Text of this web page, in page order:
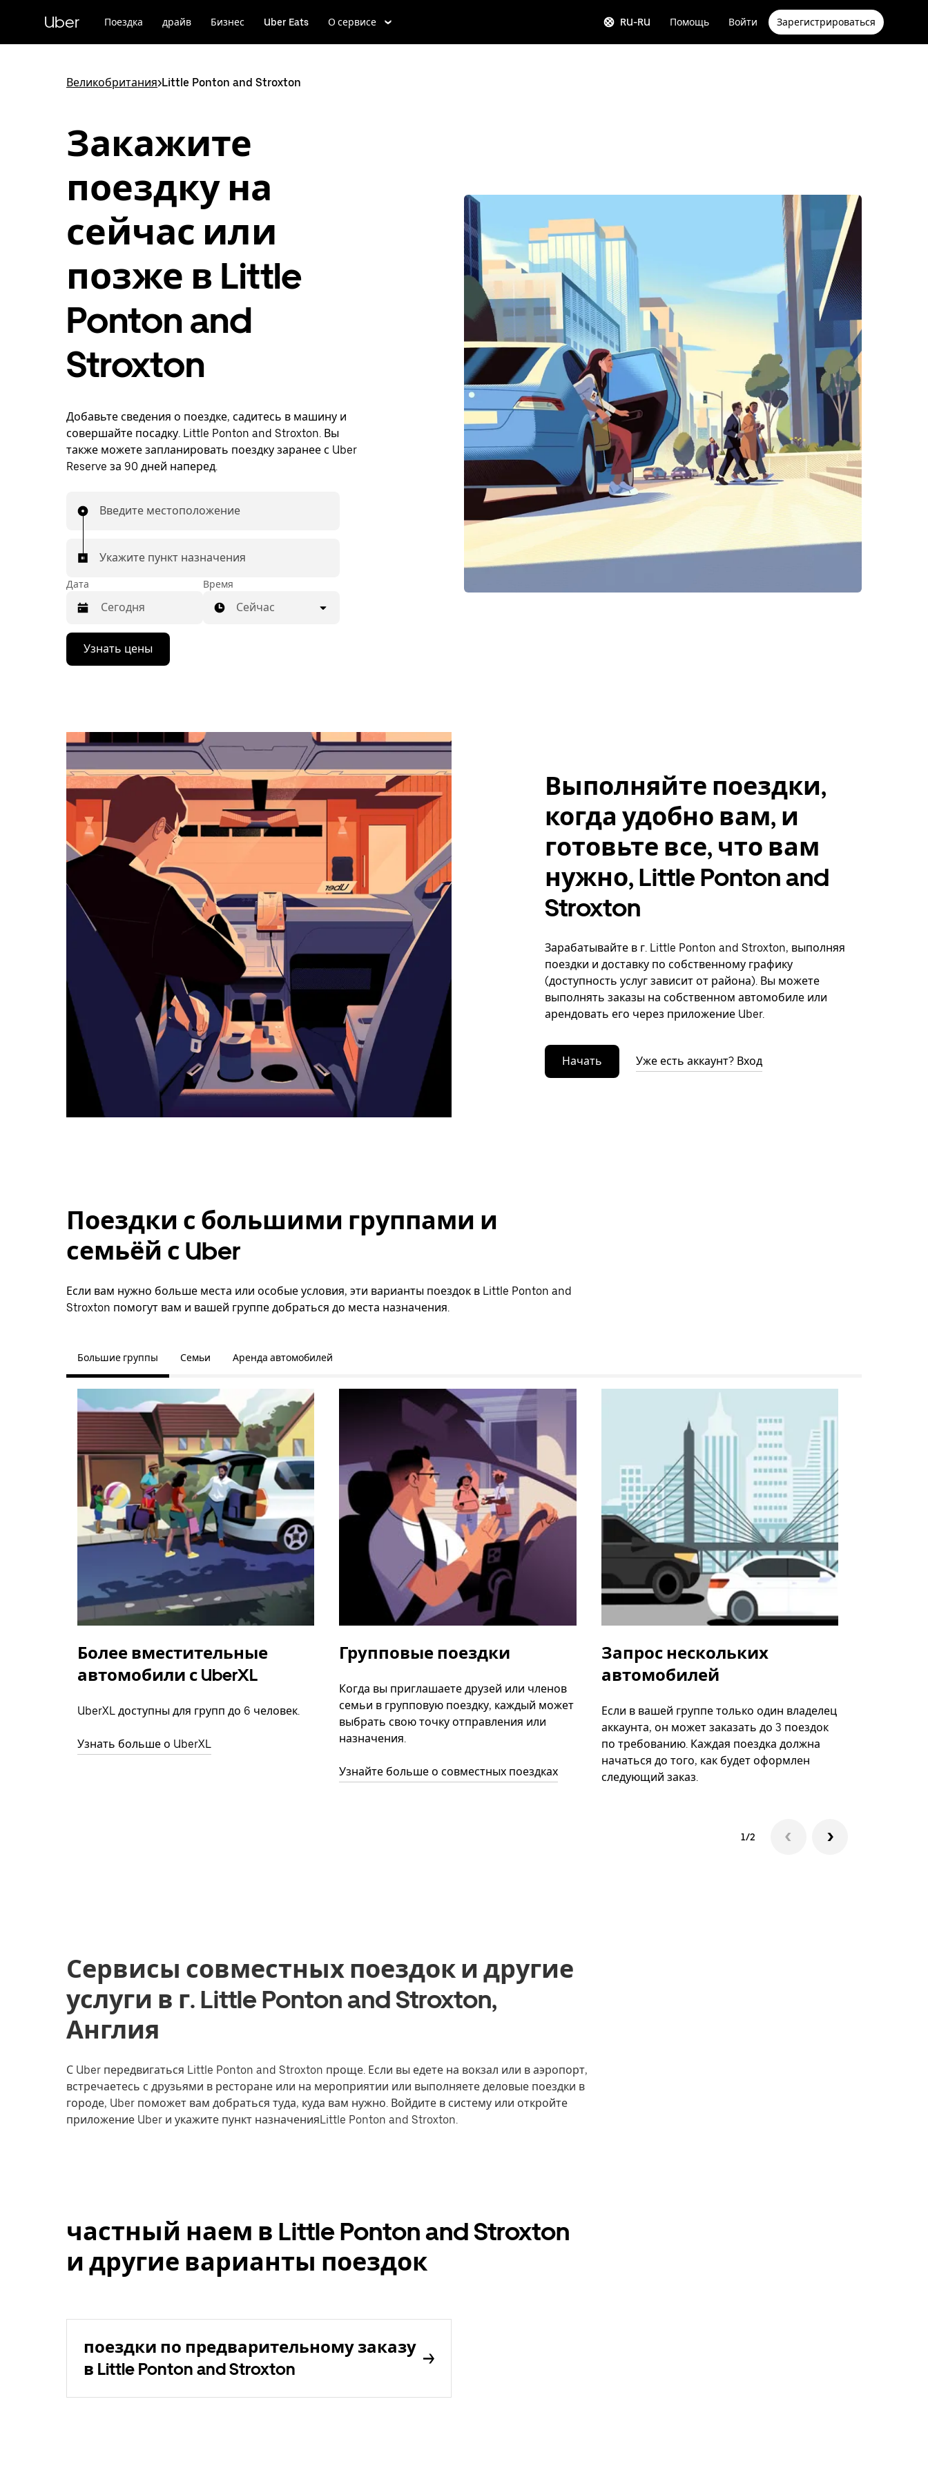
к
Uber Поездка драйв Бизнес Uber Eats О сервисе RU-RU Помощь Войти Зарегистрироваться
Великобритания>Little Ponton and Stroxton
Закажите
поездку на
сейчас или
позже в Little
Ponton and
Stroxton
Добавьте сведения о поездке, садитесь в машину и
совершайте посадку. Little Ponton and Stroxton. Вы
также можете запланировать поездку заранее с Uber
Reserve за 90 дней наперед.
Введите местоположение
Укажите пункт назначения
Дата
Нажмите
стрелку
вниз,
выбрать
дату.
закрыть
календарь,
нажмите
Esc.
Время
Сейчас
Узнать цены
Выполняйте поездки,
когда удобно вам, и
готовьте все, что вам
нужно, Little Ponton and
Stroxton
Зарабатывайте в г. Little Ponton and Stroxton, выполняя
поездки и доставку по собственному графику
(доступность услуг зависит от района). Вы можете
выполнять заказы на собственном автомобиле или
арендовать его через приложение Uber.
Начать Уже есть аккаунт? Вход
Поездки с большими группами и
семьёй с Uber
Если вам нужно больше места или особые условия, эти варианты поездок в Little Ponton and
Stroxton помогут вам и вашей группе добраться до места назначения.
Большие группы Семьи Аренда автомобилей
Более вместительные
автомобили с UberXL
UberXL доступны для групп до 6 человек.
Узнать больше о UberXL
Групповые поездки
Когда вы приглашаете друзей или членов
семьи в групповую поездку, каждый может
выбрать свою точку отправления или
назначения.
Узнайте больше о совместных поездках
Запрос нескольких
автомобилей
Если в вашей группе только один владелец
аккаунта, он может заказать до 3 поездок
по требованию. Каждая поездка должна
начаться до того, как будет оформлен
следующий заказ.
1/2
Сервисы совместных поездок и другие
услуги в г. Little Ponton and Stroxton,
Англия
С Uber передвигаться Little Ponton and Stroxton проще. Если вы едете на вокзал или в аэропорт,
встречаетесь с друзьями в ресторане или на мероприятии или выполняете деловые поездки в
городе, Uber поможет вам добраться туда, куда вам нужно. Войдите в систему или откройте
приложение Uber и укажите пункт назначенияLittle Ponton and Stroxton.
частный наем в Little Ponton and Stroxton
и другие варианты поездок
поездки по предварительному заказу
в Little Ponton and Stroxton